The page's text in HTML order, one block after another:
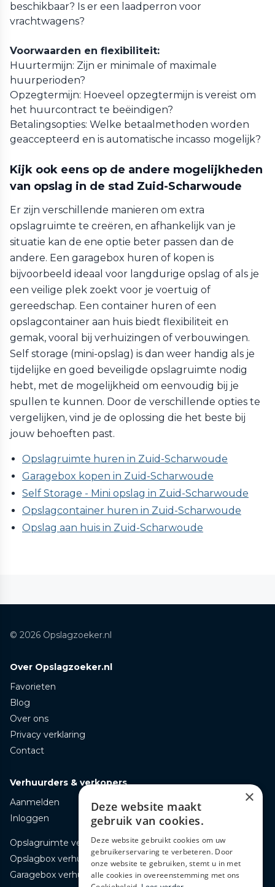
beschikbaar? Is er een laadperron voor
vrachtwagens?
Voorwaarden en flexibiliteit:
Huurtermijn: Zijn er minimale of maximale
huurperioden?
Opzegtermijn: Hoeveel opzegtermijn is vereist om
het huurcontract te beëindigen?
Betalingsopties: Welke betaalmethoden worden
geaccepteerd en is automatische incasso mogelijk?
Kijk ook eens op de andere mogelijkheden
van opslag in de stad Zuid-Scharwoude
Er zijn verschillende manieren om extra
opslagruimte te creëren, en afhankelijk van je
situatie kan de ene optie beter passen dan de
andere. Een garagebox huren of kopen is
bijvoorbeeld ideaal voor langdurige opslag of als je
een veilige plek zoekt voor je voertuig of
gereedschap. Een container huren of een
opslagcontainer aan huis biedt flexibiliteit en
gemak, vooral bij verhuizingen of verbouwingen.
Self storage (mini-opslag) is dan weer handig als je
tijdelijke en goed beveiligde opslagruimte nodig
hebt, met de mogelijkheid om eenvoudig bij je
spullen te kunnen. Door de verschillende opties te
vergelijken, vind je de oplossing die het beste bij
jouw behoeften past.
Opslagruimte huren in Zuid-Scharwoude
Garagebox kopen in Zuid-Scharwoude
Self Storage - Mini opslag in Zuid-Scharwoude
Opslagcontainer huren in Zuid-Scharwoude
Opslag aan huis in Zuid-Scharwoude
© 2026 Opslagzoeker.nl
Over Opslagzoeker.nl
Favorieten
Blog
Over ons
Privacy verklaring
Contact
Verhuurders & verkopers
Aanmelden
Inloggen
Opslagruimte verhuren
Opslagbox verhuren
Garagebox verhuren
×
Deze website maakt
gebruik van cookies.
Deze website gebruikt cookies om uw
gebruikerservaring te verbeteren. Door
onze website te gebruiken, stemt u in met
alle cookies in overeenstemming met ons